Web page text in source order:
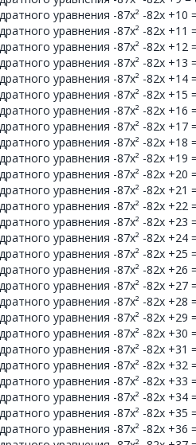
уравнения -87x² -82x +10
уравнения -87x² -82x +11
уравнения -87x² -82x +12
уравнения -87x² -82x +13
уравнения -87x² -82x +14
уравнения -87x² -82x +15
уравнения -87x² -82x +16
уравнения -87x² -82x +17
уравнения -87x² -82x +18
уравнения -87x² -82x +19
уравнения -87x² -82x +20
уравнения -87x² -82x +21
уравнения -87x² -82x +22
уравнения -87x² -82x +23
уравнения -87x² -82x +24
уравнения -87x² -82x +25
уравнения -87x² -82x +26
уравнения -87x² -82x +27
уравнения -87x² -82x +28
уравнения -87x² -82x +29
уравнения -87x² -82x +30
уравнения -87x² -82x +31
уравнения -87x² -82x +32
уравнения -87x² -82x +33
уравнения -87x² -82x +34
уравнения -87x² -82x +35
уравнения -87x² -82x +36